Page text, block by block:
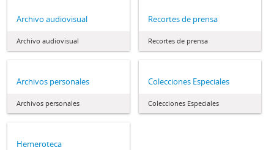
Archivo audiovisual
Archivo audiovisual
Recortes de prensa
Recortes de prensa
Archivos personales
Archivos personales
Colecciones Especiales
Colecciones Especiales
Hemeroteca